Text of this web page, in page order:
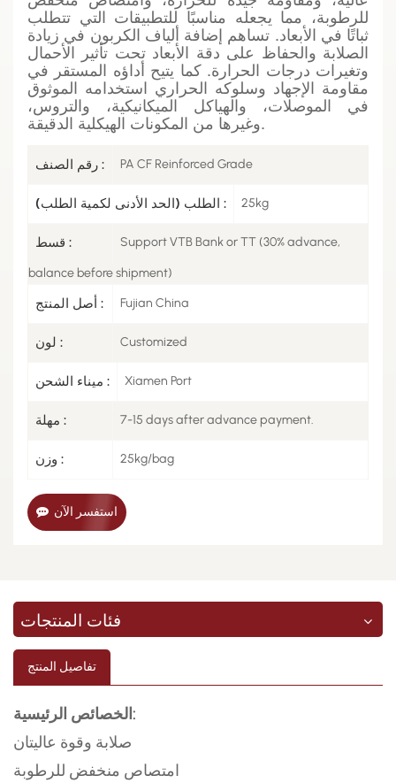
للرطوبة، مما يجعله مناسبًا للتطبيقات التي تتطلب
ثباتًا في الأبعاد. تساهم إضافة ألياف الكربون في زيادة
الصلابة والحفاظ على دقة الأبعاد تحت تأثير الأحمال
وتغيرات درجات الحرارة. كما يتيح أداؤه المستقر في
مقاومة الإجهاد وسلوكه الحراري استخدامه الموثوق
في الموصلات، والهياكل الميكانيكية، والتروس،
وغيرها من المكونات الهيكلية الدقيقة.
رقم الصنف : PA CF Reinforced Grade
الطلب (الحد الأدنى لكمية الطلب) : 25kg
قسط : Support VTB Bank or TT (30% advance,
balance before shipment)
أصل المنتج : Fujian China
لون : Customized
ميناء الشحن : Xiamen Port
مهلة : 7-15 days after advance payment.
وزن : 25kg/bag
استفسر الآن
فئات المنتجات
تفاصيل المنتج
الخصائص الرئيسية:
صلابة وقوة عاليتان
امتصاص منخفض للرطوبة